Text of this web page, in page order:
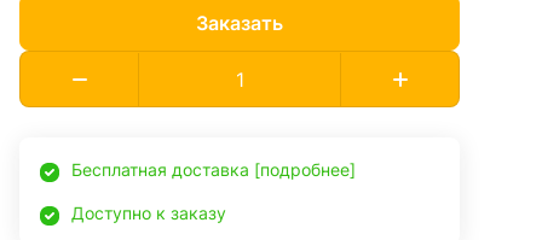
Заказать
Бесплатная доставка [подробнее]
Доступно к заказу